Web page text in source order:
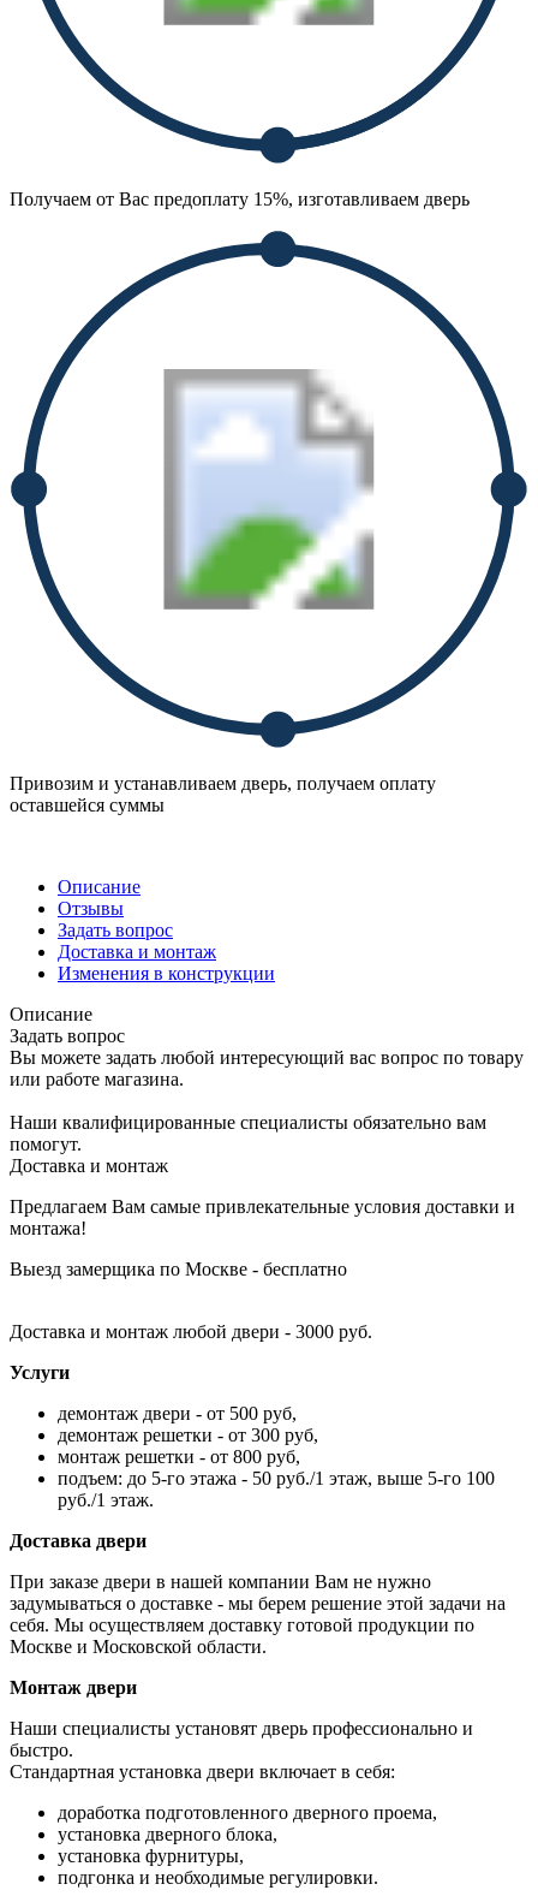
Получаем от Вас предоплату 15%, изготавливаем дверь
Привозим и устанавливаем дверь, получаем оплату
оставшейся суммы
Описание
Отзывы
Задать вопрос
Доставка и монтаж
Изменения в конструкции
Описание
Задать вопрос
Вы можете задать любой интересующий вас вопрос по товару
или работе магазина.
Наши квалифицированные специалисты обязательно вам
помогут.
Доставка и монтаж
Предлагаем Вам самые привлекательные условия доставки и
монтажа!
Выезд замерщика по Москве - бесплатно
Доставка и монтаж любой двери - 3000 руб.
Услуги
демонтаж двери - от 500 руб,
демонтаж решетки - от 300 руб,
монтаж решетки - от 800 руб,
подъем: до 5-го этажа - 50 руб./1 этаж, выше 5-го 100
руб./1 этаж.
Доставка двери
При заказе двери в нашей компании Вам не нужно
задумываться о доставке - мы берем решение этой задачи на
себя. Мы осуществляем доставку готовой продукции по
Москве и Московской области.
Монтаж двери
Наши специалисты установят дверь профессионально и
быстро.
Стандартная установка двери включает в себя:
доработка подготовленного дверного проема,
установка дверного блока,
установка фурнитуры,
подгонка и необходимые регулировки.